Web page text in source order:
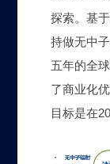
探索。基
持做无中
五年的全
了商业化
目标是在